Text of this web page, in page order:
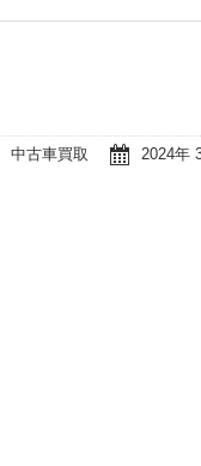
2024年
中古車買取